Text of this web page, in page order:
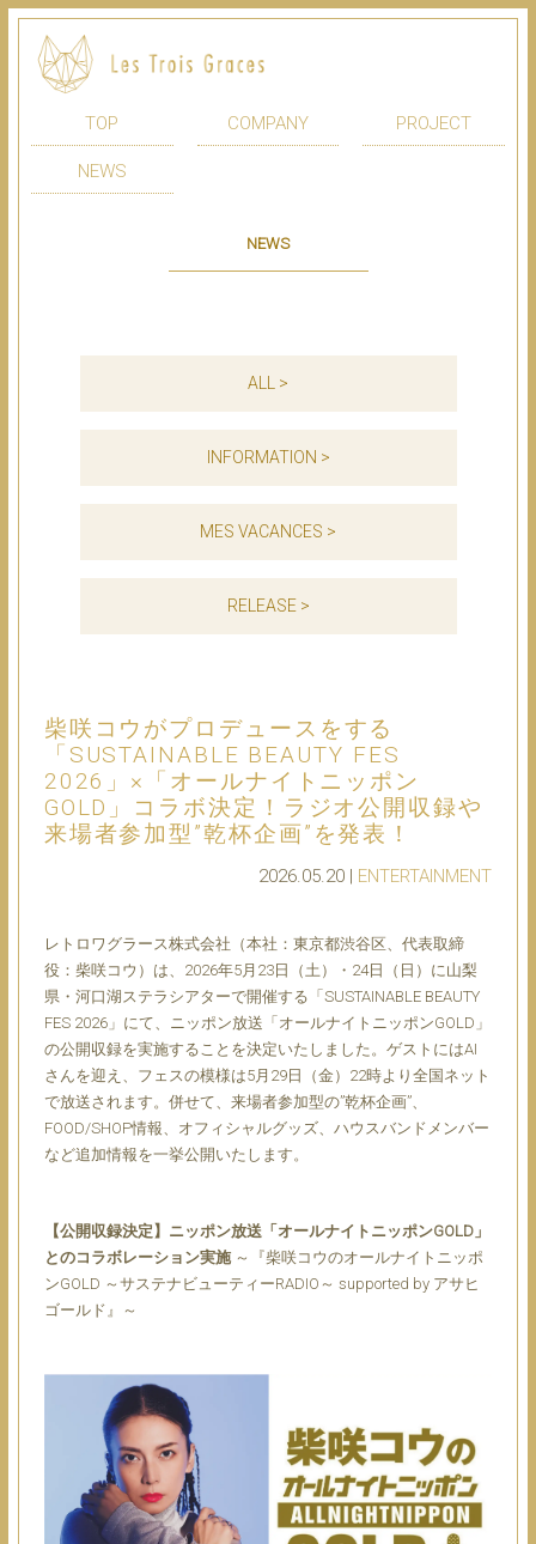
TOP COMPANY PROJECT
NEWS
NEWS
ALL >
INFORMATION >
MES VACANCES >
RELEASE >
柴咲コウがプロデュースをする
「SUSTAINABLE BEAUTY FES
2026」×「オールナイトニッポン
GOLD」コラボ決定！ラジオ公開収録や
来場者参加型”乾杯企画”を発表！
2026.05.20 | ENTERTAINMENT
レトロワグラース株式会社（本社：東京都渋谷区、代表取締
役：柴咲コウ）は、2026年5月23日（土）・24日（日）に山梨
県・河口湖ステラシアターで開催する「SUSTAINABLE BEAUTY
FES 2026」にて、ニッポン放送「オールナイトニッポンGOLD」
の公開収録を実施することを決定いたしました。ゲストにはAI
さんを迎え、フェスの模様は5月29日（金）22時より全国ネット
で放送されます。併せて、来場者参加型の”乾杯企画”、
FOOD/SHOP情報、オフィシャルグッズ、ハウスバンドメンバー
など追加情報を一挙公開いたします。
【公開収録決定】ニッポン放送「オールナイトニッポンGOLD」
とのコラボレーション実施～『柴咲コウのオールナイトニッポ
ンGOLD ～サステナビューティーRADIO～ supported by アサヒ
ゴールド』～